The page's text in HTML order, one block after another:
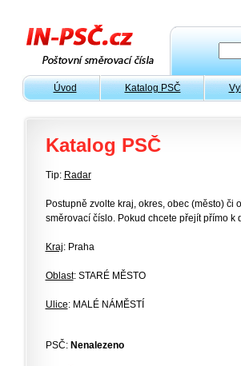
Úvod Katalog PSČ
Katalog PSČ
Tip: Radar
Postupně zvolte kraj, okres, obec (město)
směrovací číslo. Pokud chcete přejít přímo k
Kraj: Praha
Oblast: STARÉ MĚSTO
Ulice: MALÉ NÁMĚSTÍ
PSČ: Nenalezeno